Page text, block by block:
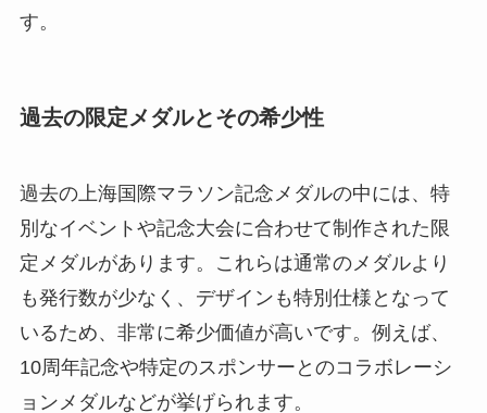
す。
過去の限定メダルとその希少性
過去の上海国際マラソン記念メダルの中には、特
別なイベントや記念大会に合わせて制作された限
定メダルがあります。これらは通常のメダルより
も発行数が少なく、デザインも特別仕様となって
いるため、非常に希少価値が高いです。例えば、
10周年記念や特定のスポンサーとのコラボレーシ
ョンメダルなどが挙げられます。